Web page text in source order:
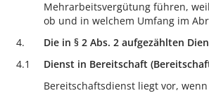
Mehrarbeitsvergütung führen,
ob und in welchem Umfang im
4.
Die in § 2 Abs. 2 aufgezählten
4.1
Dienst in Bereitschaft
Bereitschaftsdienst liegt vor, wenn